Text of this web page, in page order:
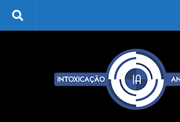
Skip to content